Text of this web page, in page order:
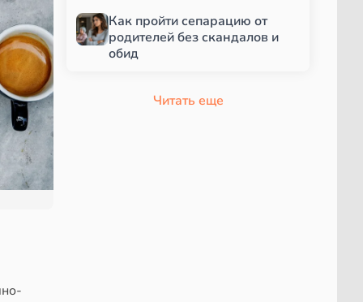
Как пройти сепарацию от
родителей без скандалов и
обид
Читать еще